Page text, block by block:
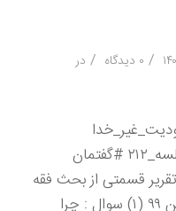
/ ۰ دیدگاه / در
#احمد_قوی #یادداشت_۵۵ #جلسه_۲۱۲ #گفتمان
تقریر قسمتی از بحث فقه
استاد #سید_علی_موسوی ۱۳ بهمن ۹۹ (۱) سوال : چرا